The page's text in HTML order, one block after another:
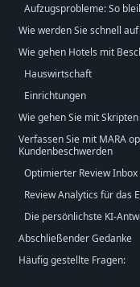
Aufzugsprobleme: So
Wie werden Sie schnell
Wie gehen Hotels mit
Hauswirtschaft
Einrichtungen
Wie gehen Sie mit
Verfassen Sie mit MARA
Kundenbeschwerden
Optimierter Review Inbox
Review Analytics für das
Die persönlichste KI-
Abschließender Gedanke
Häufig gestellte Fragen: